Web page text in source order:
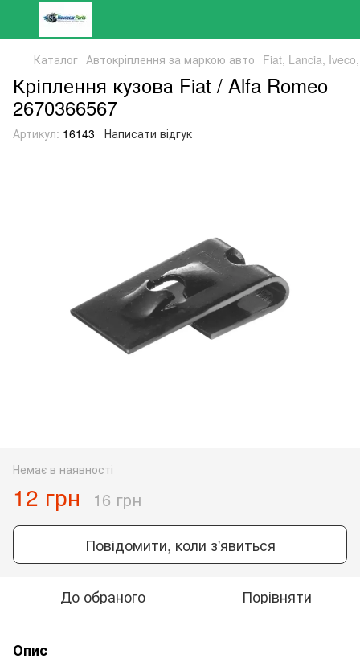
Каталог Автокріплення за маркою авто Fiat, Lancia,
Кріплення кузова Fiat / Alfa Romeo
2670366567
Артикул: 16143 Написати відгук
Немає в наявності
12 грн 16 грн
Повідомити, коли з'явиться
До обраного Порівняти
Опис